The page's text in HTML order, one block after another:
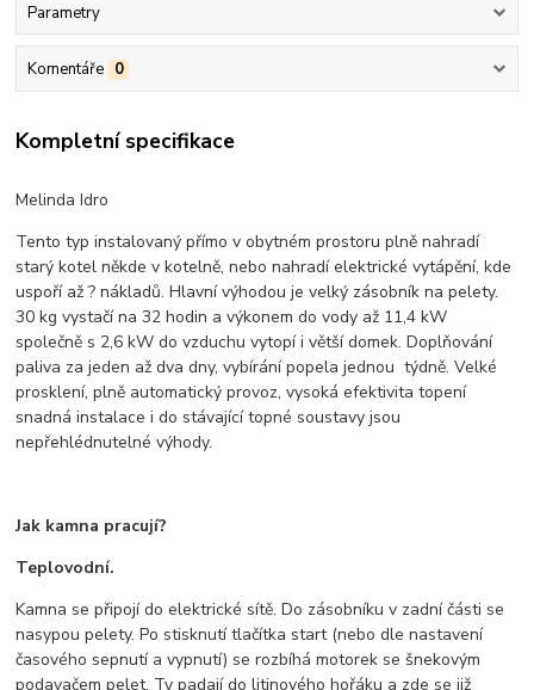
Parametry
Komentáře 0
Kompletní specifikace
Melinda Idro
Tento typ instalovaný přímo v obytném prostoru plně nahradí
starý kotel někde v kotelně, nebo nahradí elektrické vytápění, kde
uspoří až ? nákladů. Hlavní výhodou je velký zásobník na pelety.
30 kg vystačí na 32 hodin a výkonem do vody až 11,4 kW
společně s 2,6 kW do vzduchu vytopí i větší domek.Doplňování
paliva za jeden až dva dny, vybírání popela jednou týdně. Velké
prosklení, plně automatický provoz, vysoká efektivita topení
snadná instalace i do stávající topné soustavy jsou
nepřehlédnutelné výhody.
Jak kamna pracují?
Teplovodní.
Kamna se připojí do elektrické sítě. Do zásobníku v zadní části se
nasypou pelety. Po stisknutí tlačítka start (nebo dle nastavení
časového sepnutí a vypnutí) se rozbíhá motorek se šnekovým
podavačem pelet. Ty padají do litinového hořáku a zde se již